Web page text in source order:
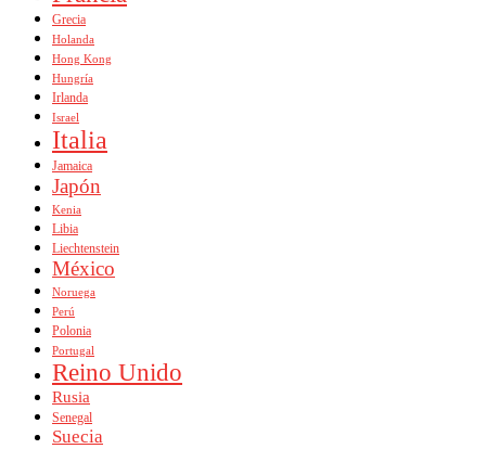
Grecia
Holanda
Hong Kong
Hungría
Irlanda
Israel
Italia
Jamaica
Japón
Kenia
Libia
Liechtenstein
México
Noruega
Perú
Polonia
Portugal
Reino Unido
Rusia
Senegal
Suecia